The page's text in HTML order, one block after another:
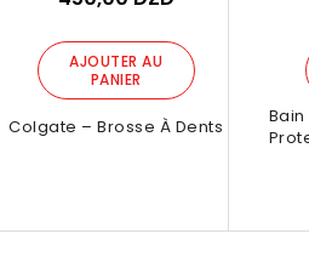
990,00 DZD
AJOUTER AU
Colgate – Brosse À Dents
AJOUTER AU
PANIER
Bain